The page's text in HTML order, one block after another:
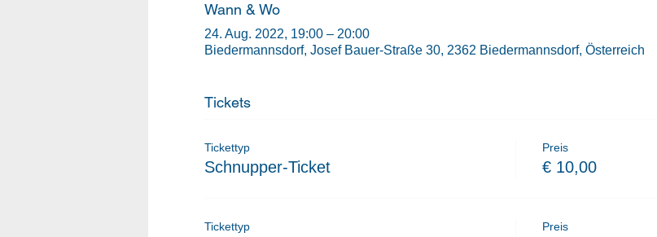
Wann & Wo
24. Aug. 2022, 19:00 – 20:00
Biedermannsdorf, Josef Bauer-Straße 30, 2362 Biedermannsdorf, Österreich
Tickets
Tickettyp
Schnupper-Ticket
Preis
€ 10,00
Tickettyp Preis